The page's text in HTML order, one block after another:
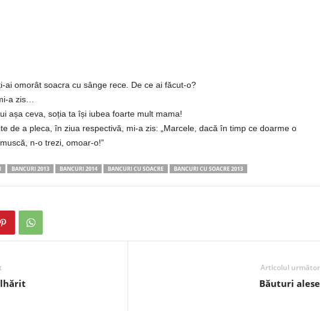
ai omorât soacra cu sânge rece. De ce ai făcut-o?
a zis…
așa ceva, soția ta își iubea foarte mult mama!
de a pleca, în ziua respectivă, mi-a zis: „Marcele, dacă în timp ce doarme o
n-o trezi, omoar-o!”
BANCURI 2013 BANCURI 2014 BANCURI CU SOACRE BANCURI CU SOACRE 2013
Articolul următor
Băuturi alese